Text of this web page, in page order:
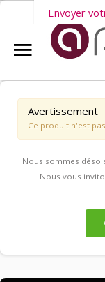
Accueil
Aprojob ?
Entreprises
Offres d'emploi
Salariés Aprojob
Envoyer
Avertissement
Ce produit n'est
Nous sommes
Nous vous